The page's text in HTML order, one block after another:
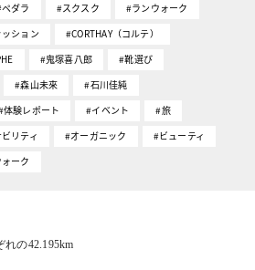
ダラ #スクスク
#ランウォーク
ション
#CORTHAY（コルテ）
#鬼塚喜八郎
#靴選び
#森山未來
#石川佳純
体験レポート #イベント
#旅
リティ #オーガニック
#ビューティ
ーク